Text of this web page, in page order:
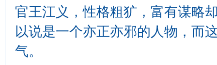
官王江义，性格粗犷，富有谋略
以说是一个亦正亦邪的人物，而
气。